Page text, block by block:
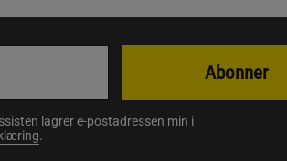
lagrer e-postadressen min i
.
Abonner